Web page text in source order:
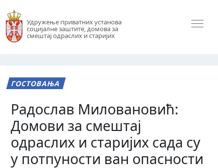
Удружење приватних установа
социјалне заштите, домова за
смештај одраслих и старијих
ГОСТОВАЊА
Радослав Миловановић:
Домови за смештај
одраслих и старијих сада су
у потпуности ван опасности